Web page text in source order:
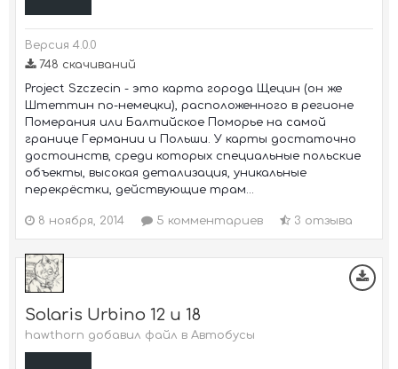
Версия 4.0.0
748 скачиваний
Project Szczecin - это карта города Щецин (он же
Штеттин по-немецки), расположенного в регионе
Померания или Балтийское Поморье на самой
границе Германии и Польши. У карты достаточно
достоинств, среди которых специальные польские
объекты, высокая детализация, уникальные
перекрёстки, действующие трам...
8 ноября, 2014 5 комментариев 3 отзыва
Solaris Urbino 12 и 18
hawthorn добавил файл в Автобусы